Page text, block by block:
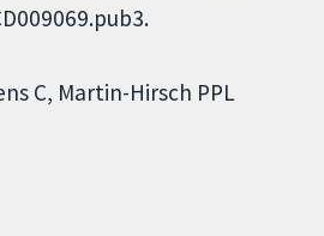
C Martin-Hirsch PPL